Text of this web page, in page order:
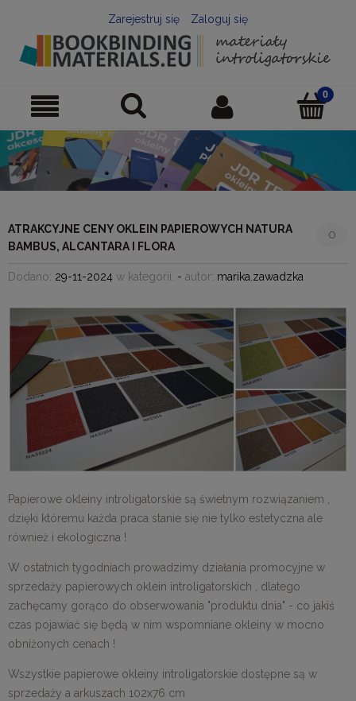
Zarejestruj się Zaloguj się
ATRAKCYJNE CENY OKLEIN PAPIEROWYCH NATURA
BAMBUS, ALCANTARA I FLORA
0
Dodano: 29-11-2024 w kategorii: - autor: marika.zawadzka
Papierowe okleiny introligatorskie są świetnym rozwiązaniem ,
dzięki któremu każda praca stanie się nie tylko estetyczna ale
również i ekologiczna !
W ostatnich tygodniach prowadzimy działania promocyjne w
sprzedaży papierowych oklein introligatorskich , dlatego
zachęcamy gorąco do obserwowania "produktu dnia" - co jakiś
czas pojawiać się będą w nim wspomniane okleiny w mocno
obniżonych cenach !
Wszystkie papierowe okleiny introligatorskie dostępne są w
sprzedaży a arkuszach 102x76 cm